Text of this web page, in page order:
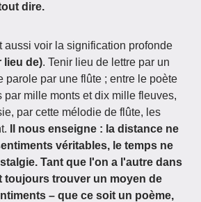
dire.
aussi voir la signification profonde
lieu de). Tenir lieu de lettre par un
parole par une flûte ; entre le poète
par mille monts et dix mille fleuves,
par cette mélodie de flûte, les
Il nous enseigne : la distance ne
véritables, le temps ne
Tant que l'on a l'autre dans
trouver un moyen de
– que ce soit un poème,